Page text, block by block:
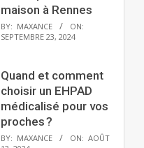
maison à Rennes
BY: MAXANCE
ON:
SEPTEMBRE 23, 2024
Quand et comment
choisir un EHPAD
médicalisé pour vos
proches ?
BY: MAXANCE ON: AOÛT